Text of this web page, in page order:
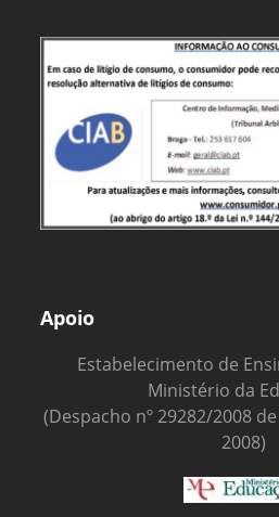
Apoio
Estabelecimento de
Ministério da
(Despacho nº 29282/2008
2008)